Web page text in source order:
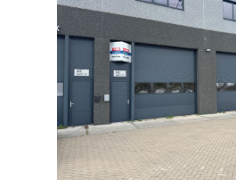
vorige